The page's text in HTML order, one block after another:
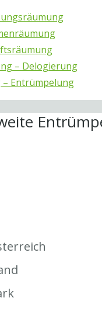
– Delogierung
Entrümpelung